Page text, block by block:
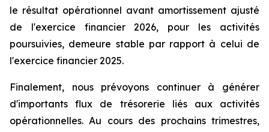
le résultat opérationnel avant amortissement ajusté
de l'exercice financier 2026, pour les activités
poursuivies, demeure stable par rapport à celui de
l'exercice financier 2025.
Finalement, nous prévoyons continuer à générer
d'importants flux de trésorerie liés aux activités
opérationnelles. Au cours des prochains trimestres,